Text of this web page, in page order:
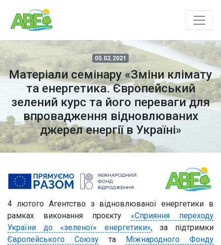
05.02.2021
Матеріали семінару «Зміни клімату
та енергетика. Європейський
зелений курс та його переваги для
впровадження відновлюваних
джерел енергії в Україні»
4 лютого Агентство з відновлюваної енергетики в
рамках виконання проєкту «Сприяння переходу
України до «зеленої» енергетики», за підтримки
Європейського Союзу та Міжнародного Фонду